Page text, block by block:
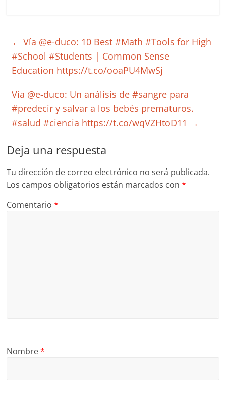
← Vía @e-duco: 10 Best #Math #Tools for High
#School #Students | Common Sense
Education https://t.co/ooaPU4MwSj
Vía @e-duco: Un análisis de #sangre para
#predecir y salvar a los bebés prematuros.
#salud #ciencia https://t.co/wqVZHtoD11 →
Deja una respuesta
Tu dirección de correo electrónico no será publicada.
Los campos obligatorios están marcados con*
Comentario*
Nombre*